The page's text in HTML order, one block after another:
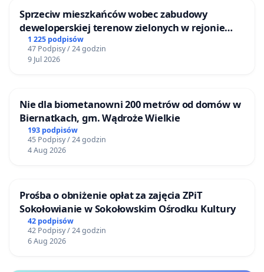
mgr Anna Bobińska, Instytut Romanistyki UŁ
prof. dr hab. Arkadiusz Morawiec, Instytut Filologii
Polskiej i Logopedii UŁ
dr Katarzyna Grzeszkiewicz-Radulska, Instytut
Socjologii UŁ
dr Karolina Sidowska, Instytut Filologii Germańskiej
UŁ
dr Ewa Ciszewska, Katedra Filmu i Mediów
Audiowizualnych UŁ
dr hab. Tomasz Kaczmarek, prof. UŁ, Instytut
Sprzeciw mieszkańców wobec zabudowy
deweloperskiej terenow zielonych w rejonie
Bulwarów Straceńskich w Bielsku-Białej
1 225 podpisów
47 Podpisy / 24 godzin
9 Jul 2026
Nie dla biometanowni 200 metrów od domów w
Biernatkach, gm. Wądroże Wielkie
193 podpisów
45 Podpisy / 24 godzin
4 Aug 2026
Prośba o obniżenie opłat za zajęcia ZPiT
Sokołowianie w Sokołowskim Ośrodku Kultury
42 podpisów
42 Podpisy / 24 godzin
6 Aug 2026